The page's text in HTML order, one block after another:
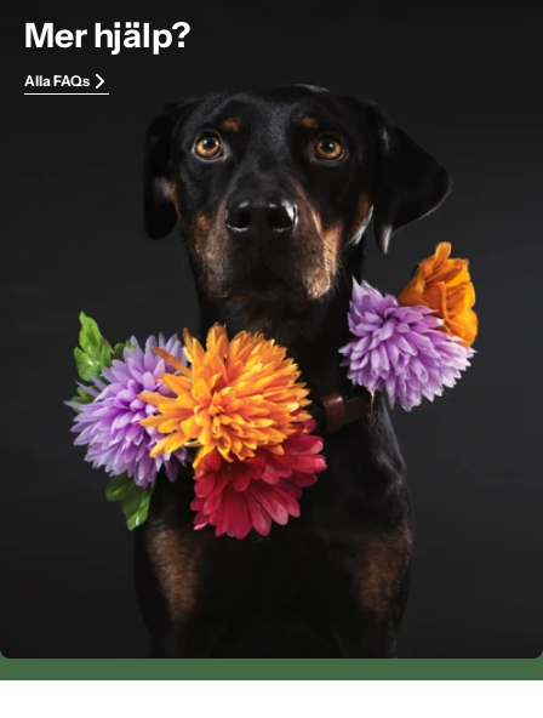
Mer hjälp?
Alla FAQs